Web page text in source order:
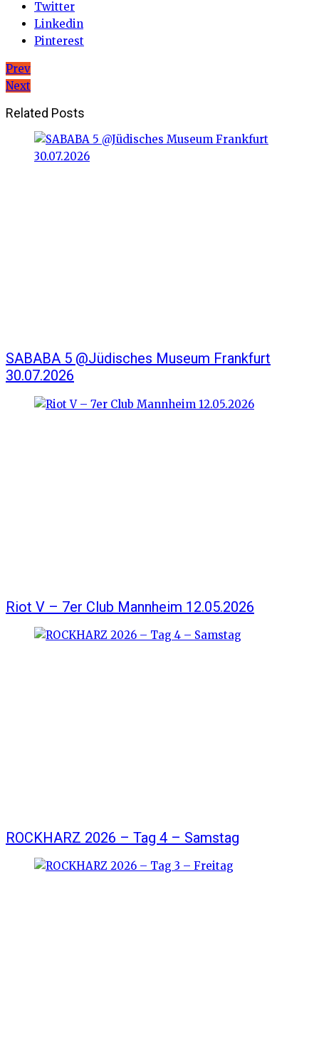
Twitter
Linkedin
Pinterest
Beitragsnavigation
Prev
Next
Related Posts
SABABA 5 @Jüdisches Museum Frankfurt
30.07.2026
Riot V – 7er Club Mannheim 12.05.2026
ROCKHARZ 2026 – Tag 4 – Samstag